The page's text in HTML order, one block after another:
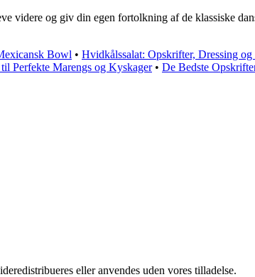
videre og giv din egen fortolkning af de klassiske
Bowl • Hvidkålssalat: Opskrifter, Dressing og
Perfekte Marengs og Kyskager• De Bedste
eller anvendes uden vores tilladelse.